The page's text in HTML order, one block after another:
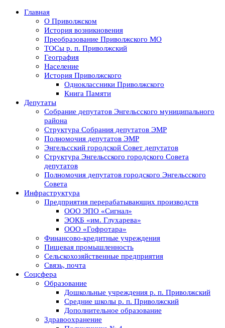
Главная
О Приволжском
История возникновения
Преобразование Приволжского МО
ТОСы р. п. Приволжский
География
Население
История Приволжского
Одноклассники Приволжского
Книга Памяти
Депутаты
Собрание депутатов Энгельсского муниципального
района
Структура Собрания депутатов ЭМР
Полномочия депутатов ЭМР
Энгельсский городской Совет депутатов
Структура Энгельсского городского Совета
депутатов
Полномочия депутатов городского Энгельсского
Совета
Инфраструктура
Предприятия перерабатывающих производств
ООО ЭПО «Сигнал»
ЭОКБ «им. Глухарева»
ООО «Гофротара»
Финансово-кредитные учреждения
Пищевая промышленность
Сельскохозяйственные предприятия
Связь, почта
Соцсфера
Образование
Дошкольные учреждения р. п. Приволжский
Средние школы р. п. Приволжский
Дополнительное образование
Здравоохранение